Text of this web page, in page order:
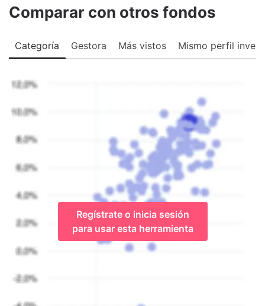
Comparar con otros fondos
Categoría Gestora Más vistos Mismo perfil
Regístrate o inicia sesión
para usar esta herramienta